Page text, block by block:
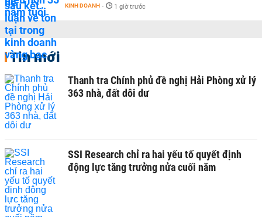
KINH DOANH - 1 giờ trước
Tin mới
Thanh tra Chính phủ đề nghị Hải Phòng xử lý
363 nhà, đất dôi dư
SSI Research chỉ ra hai yếu tố quyết định
động lực tăng trưởng nửa cuối năm